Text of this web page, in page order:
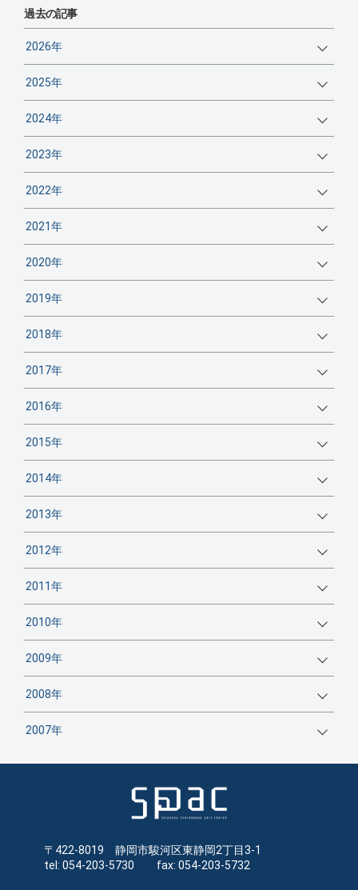
過去の記事
2026年
2025年
2024年
2023年
2022年
2021年
2020年
2019年
2018年
2017年
2016年
2015年
2014年
2013年
2012年
2011年
2010年
2009年
2008年
2007年
〒422-8019 静岡市駿河区東静岡2丁目3-1
tel: 054-203-5730 fax: 054-203-5732